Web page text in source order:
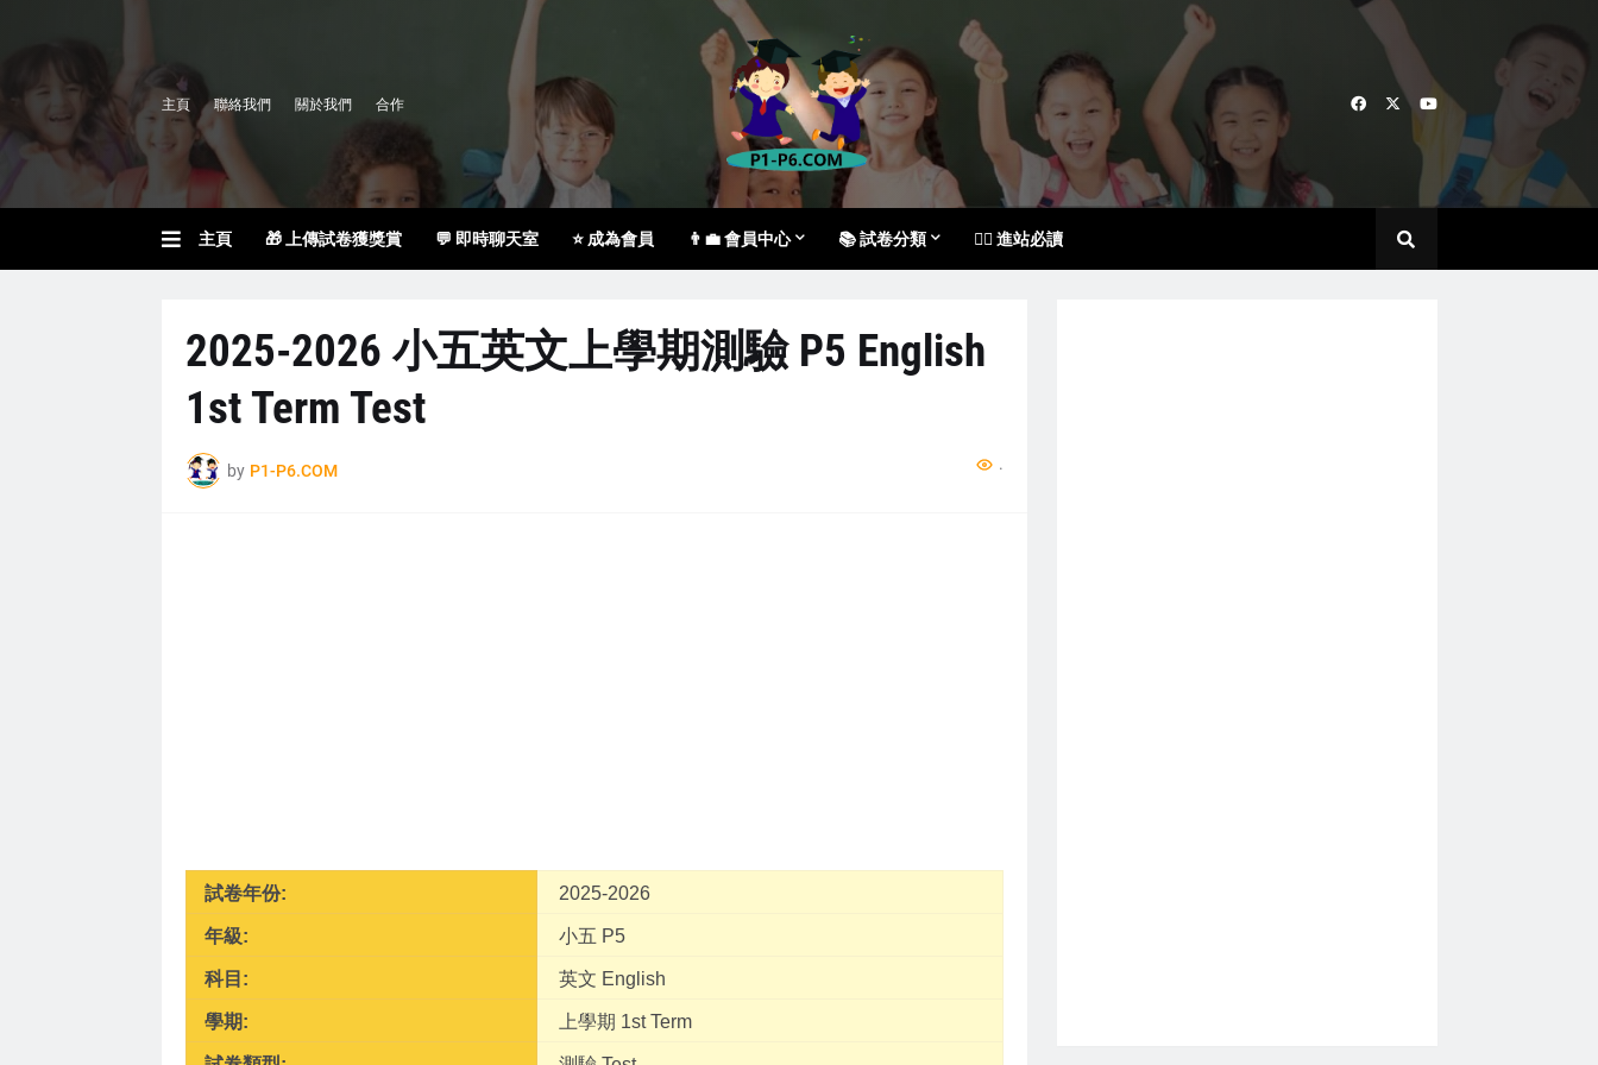
主頁 聯絡我們 關於我們 合作
主頁 🎁 上傳試卷獲獎賞 💬 即時聊天室 ⭐ 成為會員 👨‍💼 會員中心 📚 試卷分類 🙇‍♀️ 進站必讀
2025-2026 小五英文上學期測驗 P5 English
1st Term Test
by P1-P6.COM ...
試卷年份: 2025-2026
年級: 小五 P5
科目: 英文 English
學期: 上學期 1st Term